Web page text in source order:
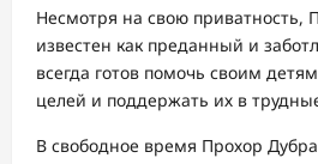
Несмотря на свою приватность,
известен как преданный и
всегда готов помочь своим
целей и поддержать их в
В свободное время Прохор